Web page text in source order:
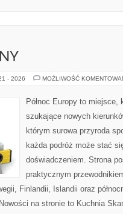
- 2026 MOŻLIWOŚĆ
Północ Europy to
szukające nowych
którym surowa przyroda
każda podróż może stać
doświadczeniem. Strona
praktycznym
Finlandii, Islandii oraz
na stronie to Kuchnia